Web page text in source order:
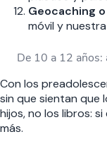
Geocaching
móvil y
De 10 a 12
Con los
sin que sientan que
hijos, no los libros:
más.